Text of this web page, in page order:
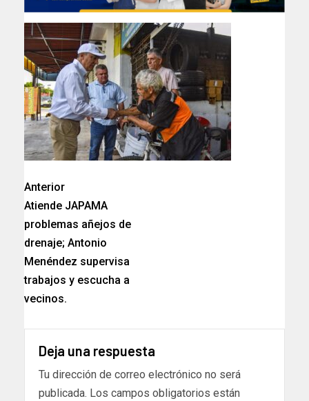
Anterior
Atiende JAPAMA
problemas añejos de
drenaje; Antonio
Menéndez supervisa
trabajos y escucha a
vecinos.
Deja una respuesta
Tu dirección de correo electrónico no será
publicada. Los campos obligatorios están